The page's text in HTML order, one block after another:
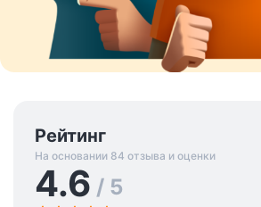
Рейтинг
На основании 84 отзыва и оценки
4.6 / 5